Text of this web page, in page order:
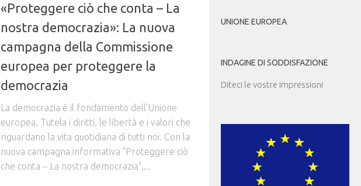
«Proteggere ciò che conta – La
nostra democrazia»: La nuova
campagna della Commissione
europea per proteggere la
democrazia
La democrazia è il fondamento dell’Unione
europea. Tutela i diritti, le libertà e i valori che
riguardano la vita quotidiana di tutti noi. Con la
nuova campagna informativa "Proteggere ciò
che conta – La nostra democrazia",...
UNIONE EUROPEA
INDAGINE DI SODDISFAZIONE
Diteci le vostre impressioni